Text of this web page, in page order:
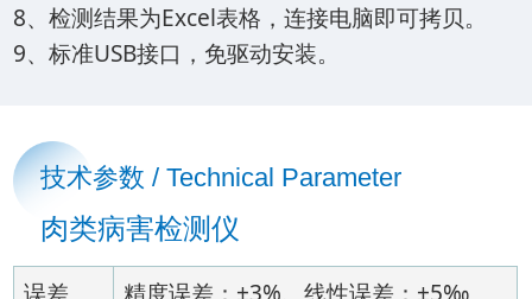
8、检测结果为Excel表格，连接电脑即可拷贝。
9、标准USB接口，免驱动安装。
技术参数 / Technical Parameter
肉类病害检测仪
误差
精度误差：±3%、线性误差：±5‰